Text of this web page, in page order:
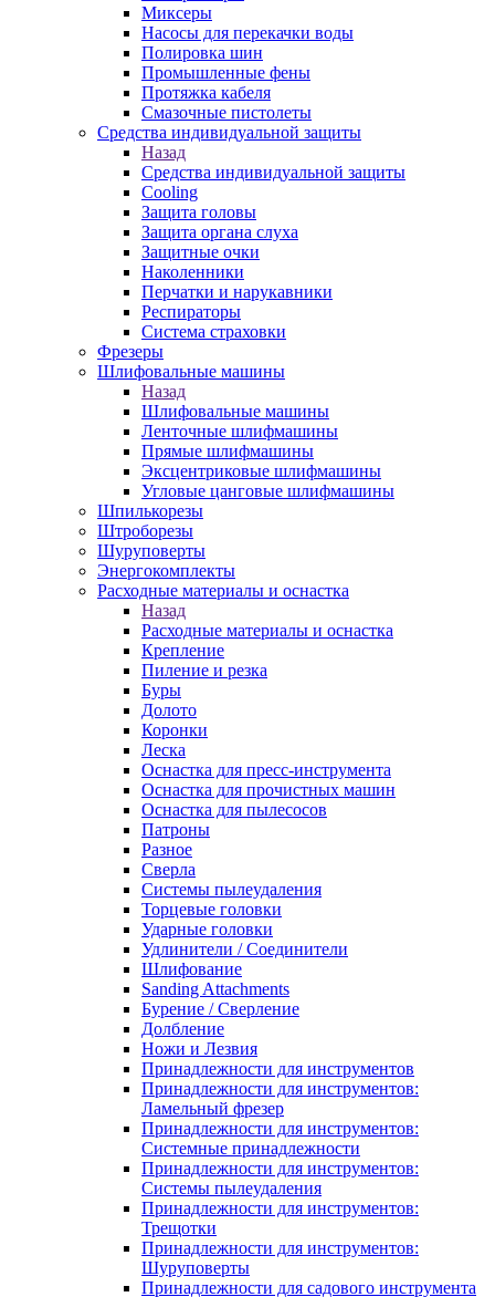
Миксеры
Насосы для перекачки воды
Полировка шин
Промышленные фены
Протяжка кабеля
Смазочные пистолеты
Средства индивидуальной защиты
Назад
Средства индивидуальной защиты
Cooling
Защита головы
Защита органа слуха
Защитные очки
Наколенники
Перчатки и нарукавники
Респираторы
Система страховки
Фрезеры
Шлифовальные машины
Назад
Шлифовальные машины
Ленточные шлифмашины
Прямые шлифмашины
Эксцентриковые шлифмашины
Угловые цанговые шлифмашины
Шпилькорезы
Штроборезы
Шуруповерты
Энергокомплекты
Расходные материалы и оснастка
Назад
Расходные материалы и оснастка
Крепление
Пиление и резка
Буры
Долото
Коронки
Леска
Оснастка для пресс-инструмента
Оснастка для прочистных машин
Оснастка для пылесосов
Патроны
Разное
Сверла
Системы пылеудаления
Торцевые головки
Ударные головки
Удлинители / Соединители
Шлифование
Sanding Attachments
Бурение / Сверление
Долбление
Ножи и Лезвия
Принадлежности для инструментов
Принадлежности для инструментов:
Ламельный фрезер
Принадлежности для инструментов:
Системные принадлежности
Принадлежности для инструментов:
Системы пылеудаления
Принадлежности для инструментов:
Трещотки
Принадлежности для инструментов:
Шуруповерты
Принадлежности для садового инструмента